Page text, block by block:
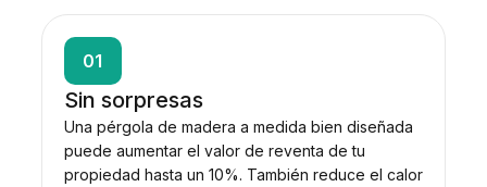
01
Sin sorpresas
Una pérgola de madera a medida bien diseñada
puede aumentar el valor de reventa de tu
propiedad hasta un 10%. También reduce el calor